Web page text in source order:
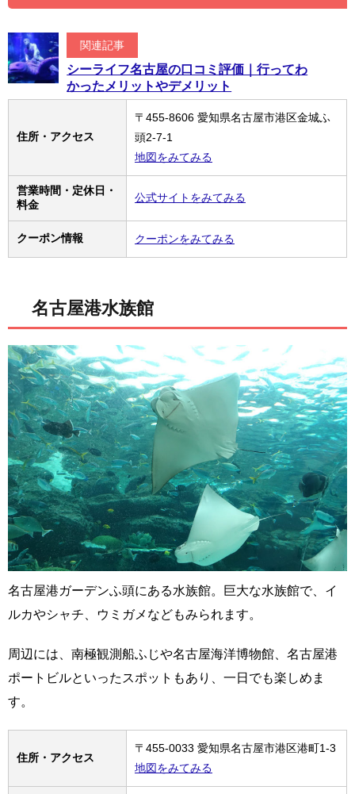
関連記事
シーライフ名古屋の口コミ評価｜行ってわ
かったメリットやデメリット
住所・アクセス
〒455-8606 愛知県名古屋市港区金城ふ
頭2-7-1
地図をみてみる
営業時間・定休日・
料金
公式サイトをみてみる
クーポン情報 クーポンをみてみる
名古屋港水族館
名古屋港ガーデンふ頭にある水族館。巨大な水族館で、イ
ルカやシャチ、ウミガメなどもみられます。
周辺には、南極観測船ふじや名古屋海洋博物館、名古屋港
ポートビルといったスポットもあり、一日でも楽しめま
す。
住所・アクセス
〒455-0033 愛知県名古屋市港区港町1-3
地図をみてみる